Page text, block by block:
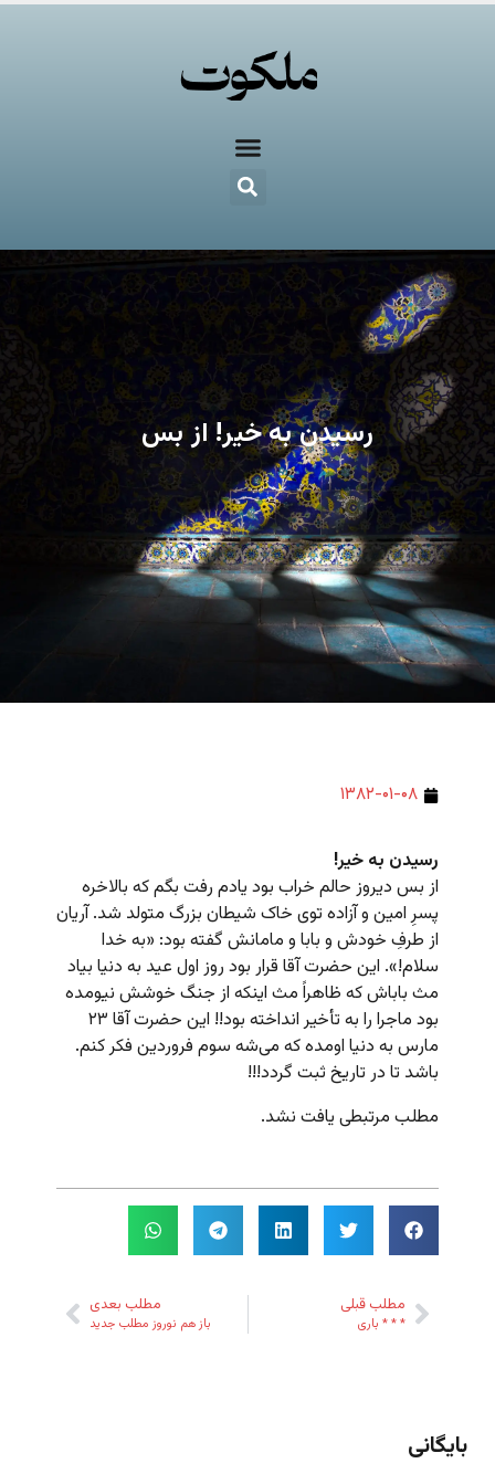
رسیدن به خیر! از بس
۱۳۸۲-۰۱-۰۸
رسیدن به خیر!
از بس دیروز حالم خراب بود یادم رفت بگم که بالاخره
پسرِ امین و آزاده توی خاک شیطان بزرگ متولد شد. آریان
از طرفِ خودش و بابا و مامانش گفته بود: «به خدا
سلام!». این حضرت آقا قرار بود روز اول عید به دنیا بیاد
مث باباش که ظاهراً مث اینکه از جنگ خوشش نیومده
بود ماجرا را به تأخیر انداخته بود!! این حضرت آقا ۲۳
مارس به دنیا اومده که می‌شه سوم فروردین فکر کنم.
باشد تا در تاریخ ثبت گردد!!!
مطلب مرتبطی یافت نشد.
مطلب قبلی
* * * باری
مطلب بعدی
باز هم نوروز مطلب جدید
بایگانی